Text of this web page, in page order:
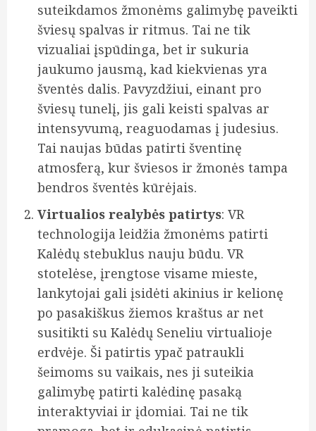
suteikdamos žmonėms galimybę paveikti
šviesų spalvas ir ritmus. Tai ne tik
vizualiai įspūdinga, bet ir sukuria
jaukumo jausmą, kad kiekvienas yra
šventės dalis. Pavyzdžiui, einant pro
šviesų tunelį, jis gali keisti spalvas ar
intensyvumą, reaguodamas į judesius.
Tai naujas būdas patirti šventinę
atmosferą, kur šviesos ir žmonės tampa
bendros šventės kūrėjais.
Virtualios realybės patirtys: VR
technologija leidžia žmonėms patirti
Kalėdų stebuklus nauju būdu. VR
stotelėse, įrengtose visame mieste,
lankytojai gali įsidėti akinius ir kelionę
po pasakiškus žiemos kraštus ar net
susitikti su Kalėdų Seneliu virtualioje
erdvėje. Ši patirtis ypač patraukli
šeimoms su vaikais, nes ji suteikia
galimybę patirti kalėdinę pasaką
interaktyviai ir įdomiai. Tai ne tik